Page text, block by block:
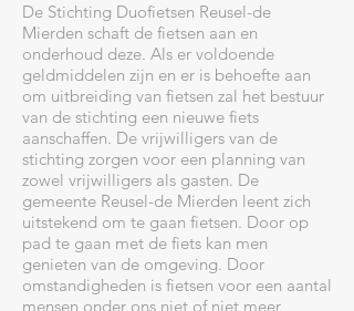
De Stichting Duofietsen Reusel-de
Mierden schaft de fietsen aan en
onderhoud deze. Als er voldoende
geldmiddelen zijn en er is behoefte aan
om uitbreiding van fietsen zal het bestuur
van de stichting een nieuwe fiets
aanschaffen. De vrijwilligers van de
stichting zorgen voor een planning van
zowel vrijwilligers als gasten. De
gemeente Reusel-de Mierden leent zich
uitstekend om te gaan fietsen. Door op
pad te gaan met de fiets kan men
genieten van de omgeving. Door
omstandigheden is fietsen voor een aantal
mensen onder ons niet of niet meer